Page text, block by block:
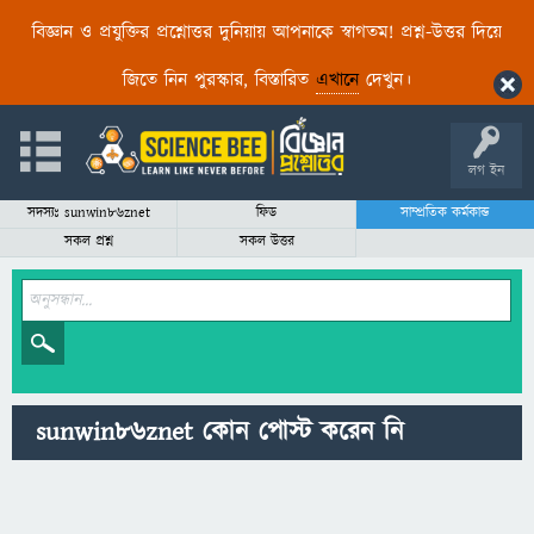
বিজ্ঞান ও প্রযুক্তির প্রশ্নোত্তর দুনিয়ায় আপনাকে স্বাগতম! প্রশ্ন-উত্তর দিয়ে
জিতে নিন পুরস্কার, বিস্তারিত এখানেদেখুন।
লগ ইন
সদস্যঃ sunwin86znet ফিড
সাম্প্রতিক কর্মকান্ড
সকল প্রশ্ন
সকল উত্তর
sunwin86znet কোন পোস্ট করেন নি